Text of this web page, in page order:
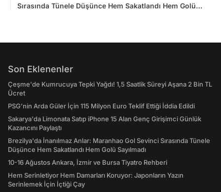
Sırasında Tünele Düşünce Hem Sakatlandı Hem Golü
Son Eklenenler
Çeşme'de Kumrucuya Tepki Yağdı! 1,5 Saatlik Süreyi Aşana 2 Bin TL
Ücret
PSG’nin Arda Güler İçin 115 Milyon Euro Teklif Ettiği İddia Edildi
Sakarya'da Limonata Satıp iPhone 15 Alan Genç Girişimci Günlük
Kazancını Paylaştı
Brezilya'da İnanılmaz Anlar: Maranhao Gol Sevinci Sırasında Tünele
Düşünce Hem Sakatlandı Hem Golü Sayılmadı
10-16 Ağustos Ankara, İzmir ve Bursa Tiyatro Rehberi
Hem Serinletiyor Hem Damarları Koruyor: Japonların Yazın
Serinlemek İçin İçtiği Çay